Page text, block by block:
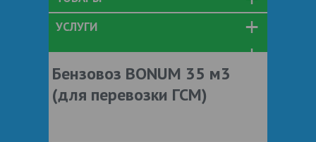
УСЛУГИ
Бензовоз BONUM 35 м3
(для перевозки ГСМ)